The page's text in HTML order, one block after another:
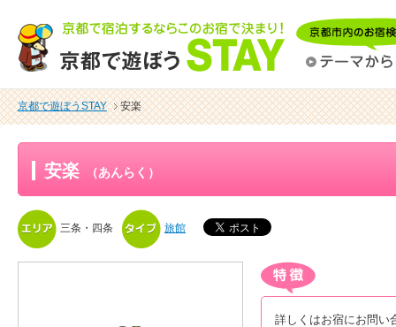
京都で遊ぼうSTAY 安楽
安楽 （あんらく）
三条・四条 旅館
詳しくはお宿にお問い